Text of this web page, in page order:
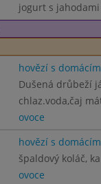
jogurt s jahodami
hovězí s
Dušená drůbeží
chlaz.voda,čaj
ovoce
hovězí s
špaldový koláč,
ovoce